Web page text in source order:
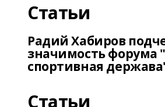
Статьи
Радий Хабиров
значимость форума
спортивная
Статьи